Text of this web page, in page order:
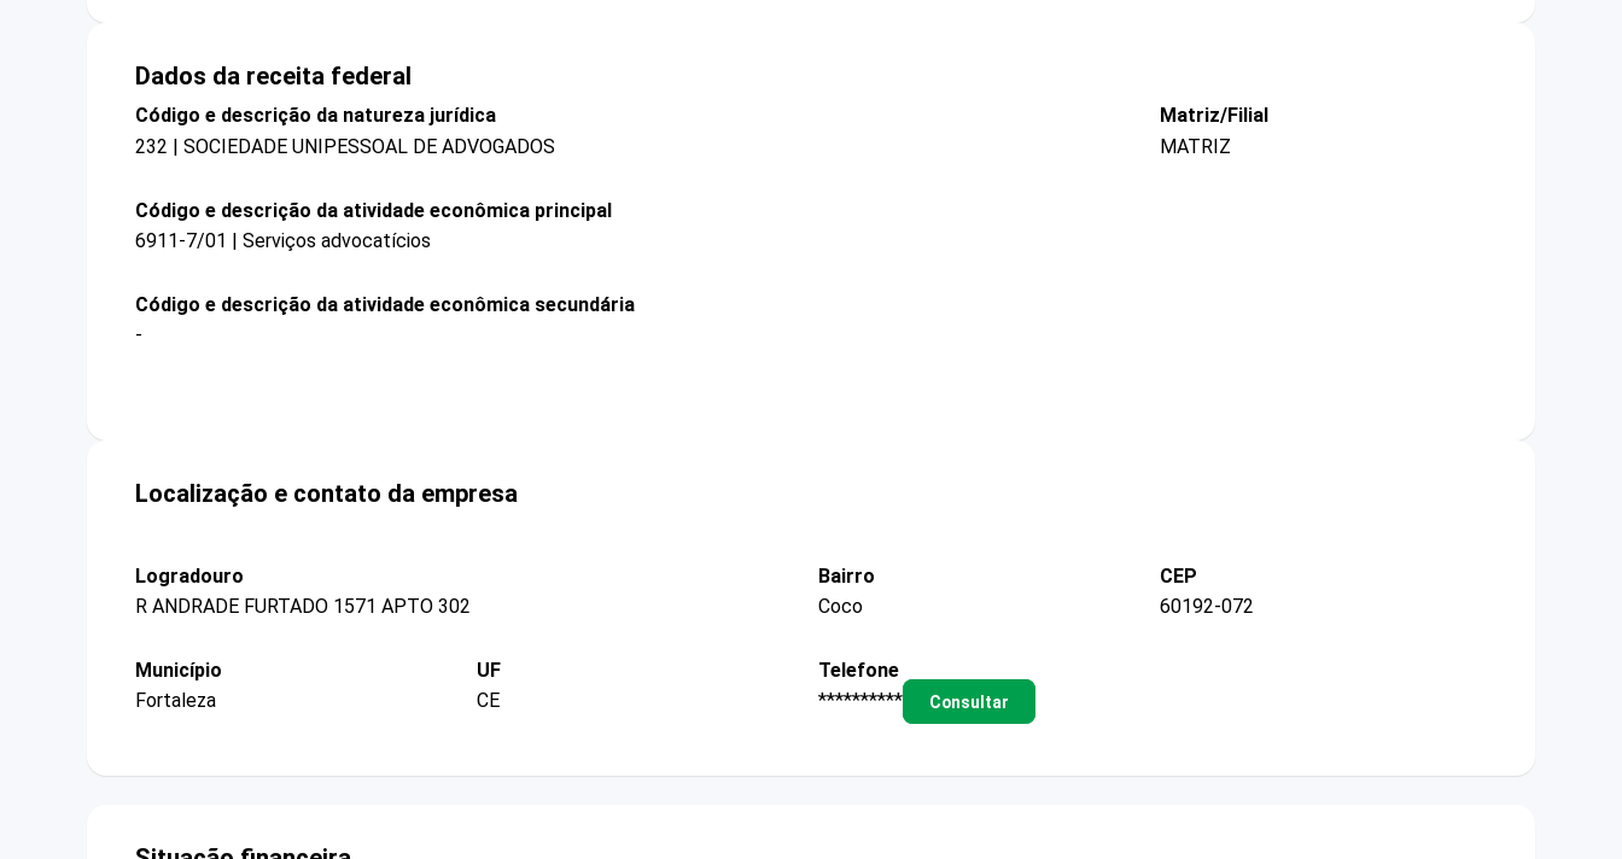
Dados da receita federal
Código e descrição da natureza jurídica
232 | SOCIEDADE UNIPESSOAL DE ADVOGADOS
Matriz/Filial
MATRIZ
Código e descrição da atividade econômica principal
6911-7/01 | Serviços advocatícios
Código e descrição da atividade econômica secundária
-
Localização e contato da empresa
Logradouro
R ANDRADE FURTADO 1571 APTO 302
Bairro
Coco
CEP
60192-072
Município
Fortaleza
UF
CE
Telefone
**********
Consultar